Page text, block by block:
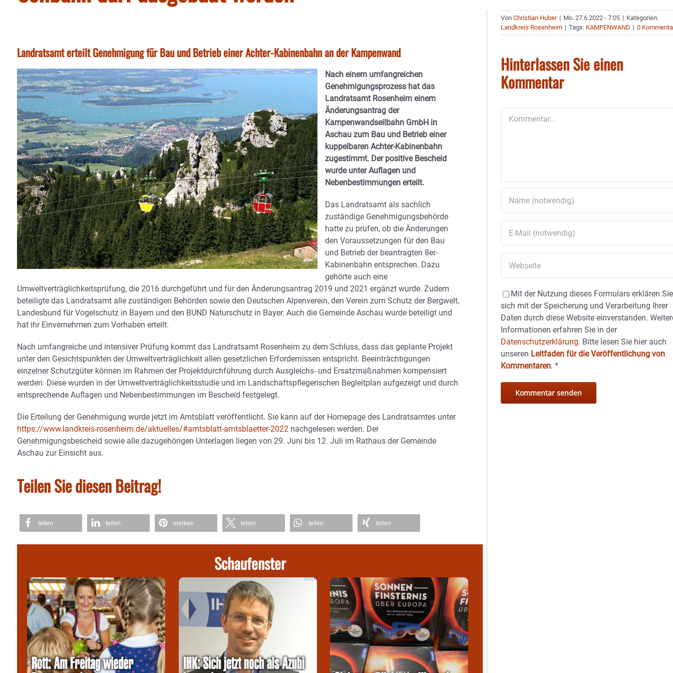
Landratsamt erteilt Genehmigung für Bau und Betrieb einer Achter-Kabinenbahn an der Kampenwand
Nach einem umfangreichen
Genehmigungsprozess hat das
Landratsamt Rosenheim einem
Änderungsantrag der
Kampenwandseilbahn GmbH in
Aschau zum Bau und Betrieb einer
kuppelbaren Achter-Kabinenbahn
zugestimmt. Der positive Bescheid
wurde unter Auflagen und
Nebenbestimmungen erteilt.
Das Landratsamt als sachlich
zuständige Genehmigungsbehörde
hatte zu prüfen, ob die Änderungen
den Voraussetzungen für den Bau
und Betrieb der beantragten 8er-
Kabinenbahn entsprechen. Dazu
gehörte auch eine
Umweltverträglichkeitsprüfung, die 2016 durchgeführt und für den Änderungsantrag 2019 und 2021 ergänzt wurde. Zudem
beteiligte das Landratsamt alle zuständigen Behörden sowie den Deutschen Alpenverein, den Verein zum Schutz der Bergwelt,
Landesbund für Vogelschutz in Bayern und den BUND Naturschutz in Bayer. Auch die Gemeinde Aschau wurde beteiligt und
hat ihr Einvernehmen zum Vorhaben erteilt.
Nach umfangreiche und intensiver Prüfung kommt das Landratsamt Rosenheim zu dem Schluss, dass das geplante Projekt
unter den Gesichtspunkten der Umweltverträglichkeit allen gesetzlichen Erfordernissen entspricht. Beeinträchtigungen
einzelner Schutzgüter können im Rahmen der Projektdurchführung durch Ausgleichs- und Ersatzmaßnahmen kompensiert
werden. Diese wurden in der Umweltverträglichkeitsstudie und im Landschaftspflegerischen Begleitplan aufgezeigt und durch
entsprechende Auflagen und Nebenbestimmungen im Bescheid festgelegt.
Die Erteilung der Genehmigung wurde jetzt im Amtsblatt veröffentlicht. Sie kann auf der Homepage des Landratsamtes unter
https://www.landkreis-rosenheim.de/aktuelles/#amtsblatt-amtsblaetter-2022 nachgelesen werden. Der
Genehmigungsbescheid sowie alle dazugehörigen Unterlagen liegen von 29. Juni bis 12. Juli im Rathaus der Gemeinde
Aschau zur Einsicht aus.
Teilen Sie diesen Beitrag!
teilen teilen merken teilen teilen teilen
Schaufenster
VonChristian Huber | Mo. 27.6.2022 - 7:05 | Kategorien:
Landkreis Rosenheim | Tags: KAMPENWAND | 0
Hinterlassen Sie einen
Kommentar
Mit der Nutzung dieses Formulars erklären Sie
sich mit der Speicherung und Verarbeitung Ihrer
Daten durch diese Website einverstanden.
Informationen erfahren Sie in der
Datenschutzerklärung. Bitte lesen Sie hier auch
unseren Leitfaden für die Veröffentlichung von
Kommentaren.*